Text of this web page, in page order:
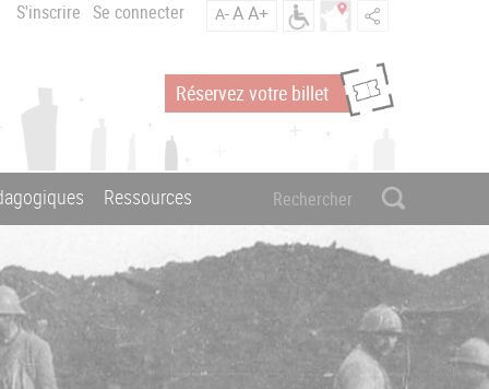
S'inscrire Se connecter A-AA+
Réservez votre billet
Ressources